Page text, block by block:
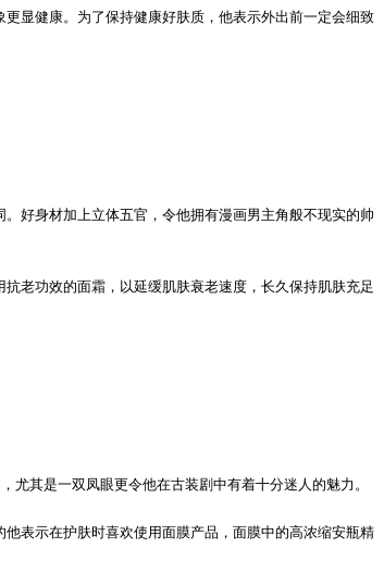
显健康。为了保持健康好肤质，他表示外出前一定会细致
好身材加上立体五官，令他拥有漫画男主角般不现实的帅
老功效的面霜，以延缓肌肤衰老速度，长久保持肌肤充足
尤其是一双凤眼更令他在古装剧中有着十分迷人的魅力。
表示在护肤时喜欢使用面膜产品，面膜中的高浓缩安瓶精